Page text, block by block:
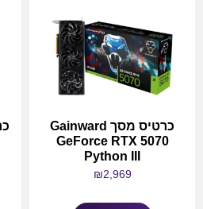
כרטיס מסך Gainward
GeForce RTX 5070
Python III
₪2,969